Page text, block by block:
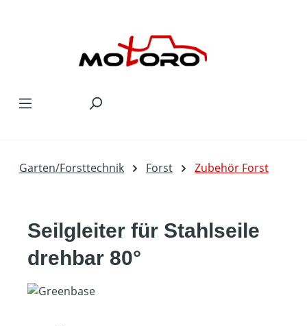
Garten/Forsttechnik Forst Zubehör Forst
Seilgleiter für Stahlseile
drehbar 80°